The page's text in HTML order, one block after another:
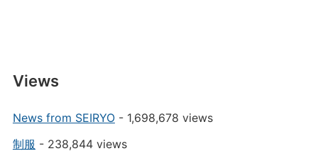
Views
News from SEIRYO- 1,698,678 views
制服 - 238,844 views